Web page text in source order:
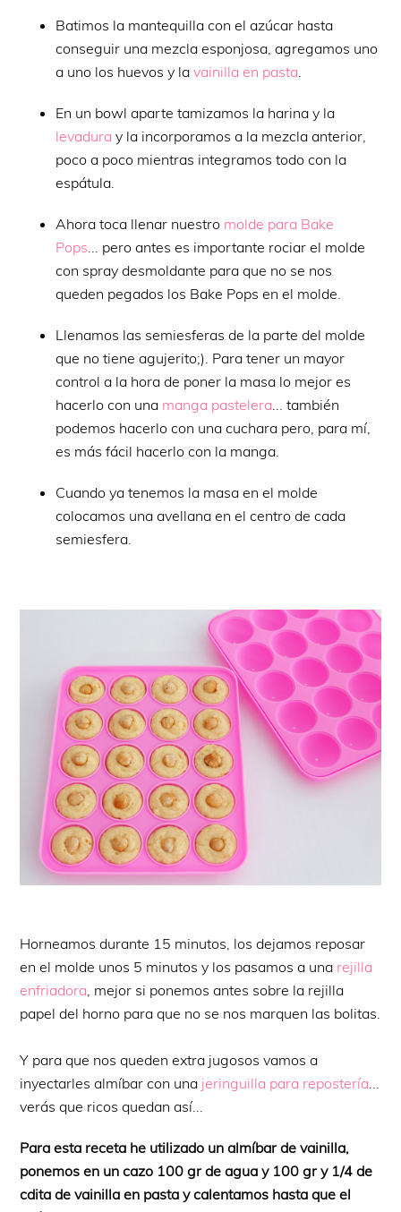
Batimos la mantequilla con el azúcar hasta
conseguir una mezcla esponjosa, agregamos uno
a uno los huevos y lavainilla en pasta.
En un bowl aparte tamizamos la harina y la
levadura y la incorporamos a la mezcla anterior,
poco a poco mientras integramos todo con la
espátula.
Ahora toca llenar nuestro molde para Bake
Pops... pero antes es importante rociar el molde
con spray desmoldante para que no se nos
queden pegados los Bake Pops en el molde.
Llenamos las semiesferas de la parte del molde
que no tiene agujerito;). Para tener un mayor
control a la hora de poner la masa lo mejor es
hacerlo con una manga pastelera... también
podemos hacerlo con una cuchara pero, para mí,
es más fácil hacerlo con la manga.
Cuando ya tenemos la masa en el molde
colocamos una avellana en el centro de cada
semiesfera.
Horneamos durante 15 minutos, los dejamos reposar
en el molde unos 5 minutos y los pasamos a una rejilla
enfriadora, mejor si ponemos antes sobre la rejilla
papel del horno para que no se nos marquen las bolitas.
Y para que nos queden extra jugosos vamos a
inyectarles almíbar con una jeringuilla para repostería...
verás que ricos quedan así...
Para esta receta he utilizado un almíbar de vainilla,
ponemos en un cazo 100 gr de agua y 100 gr y 1/4 de
cdita de vainilla en pasta y calentamos hasta que el